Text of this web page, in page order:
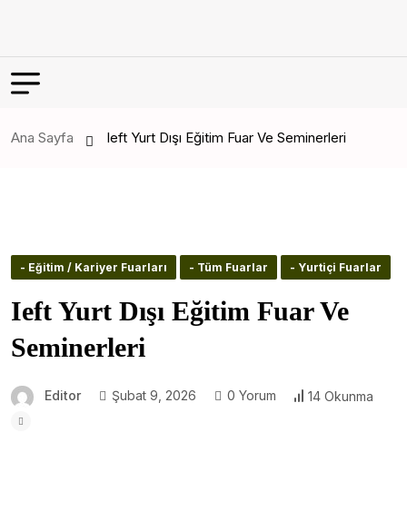
Ana Sayfa Ieft Yurt Dışı Eğitim Fuar Ve Seminerleri
- Eğitim / Kariyer Fuarları - Tüm Fuarlar - Yurtiçi Fuarlar
Ieft Yurt Dışı Eğitim Fuar Ve
Seminerleri
Editor Şubat 9, 2026 0 Yorum 14 Okunma